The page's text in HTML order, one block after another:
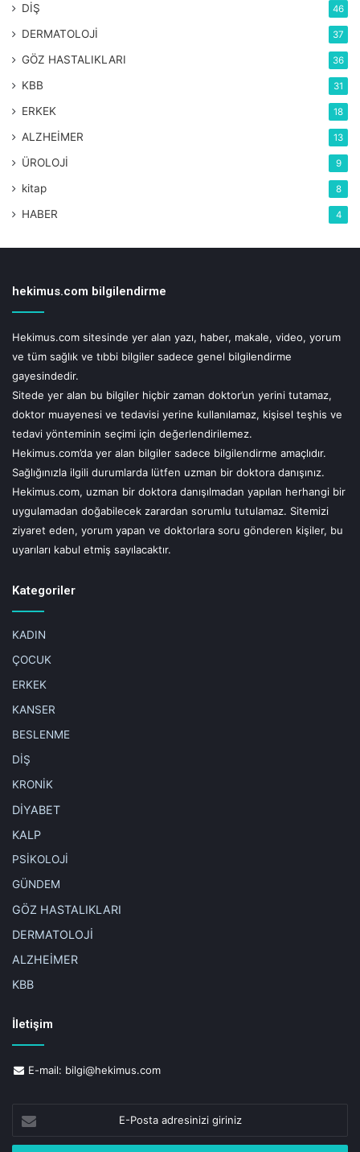
DİŞ 46
DERMATOLOJİ 37
GÖZ HASTALIKLARI 36
KBB 31
ERKEK 18
ALZHEİMER 13
ÜROLOJİ 9
kitap 8
HABER 4
hekimus.com bilgilendirme
Hekimus.com sitesinde yer alan yazı, haber, makale, video, yorum
ve tüm sağlık ve tıbbi bilgiler sadece genel bilgilendirme
gayesindedir.
Sitede yer alan bu bilgiler hiçbir zaman doktor’un yerini tutamaz,
doktor muayenesi ve tedavisi yerine kullanılamaz, kişisel teşhis ve
tedavi yönteminin seçimi için değerlendirilemez.
Hekimus.com’da yer alan bilgiler sadece bilgilendirme amaçlıdır.
Sağlığınızla ilgili durumlarda lütfen uzman bir doktora danışınız.
Hekimus.com, uzman bir doktora danışılmadan yapılan herhangi bir
uygulamadan doğabilecek zarardan sorumlu tutulamaz. Sitemizi
ziyaret eden, yorum yapan ve doktorlara soru gönderen kişiler, bu
uyarıları kabul etmiş sayılacaktır.
Kategoriler
KADIN
ÇOCUK
ERKEK
KANSER
BESLENME
DİŞ
KRONİK
DİYABET
KALP
PSİKOLOJİ
GÜNDEM
GÖZ HASTALIKLARI
DERMATOLOJİ
ALZHEİMER
KBB
İletişim
E-mail: bilgi@hekimus.com
Posta
adresinizi